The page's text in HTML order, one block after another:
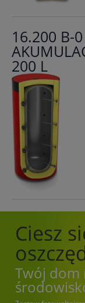
16.200 B-
200 L
Ciesz
Twój dom